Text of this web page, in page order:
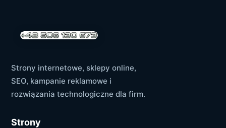
Strony internetowe, sklepy online,
SEO, kampanie reklamowe i
rozwiązania technologiczne dla firm.
Strony